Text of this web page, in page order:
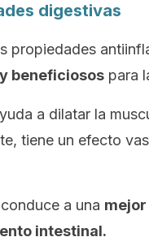
digestivas
propiedades
beneficiosos para
a dilatar la
tiene un efecto
a una
intestinal.